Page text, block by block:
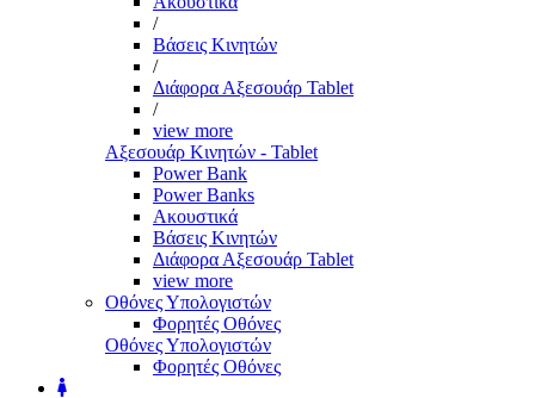
/
Βάσεις Κινητών
/
Διάφορα Αξεσουάρ Tablet
/
view more
Αξεσουάρ Κινητών - Tablet
Power Bank
Power Banks
Ακουστικά
Βάσεις Κινητών
Διάφορα Αξεσουάρ Tablet
view more
Οθόνες Υπολογιστών
Φορητές Οθόνες
Οθόνες Υπολογιστών
Φορητές Οθόνες